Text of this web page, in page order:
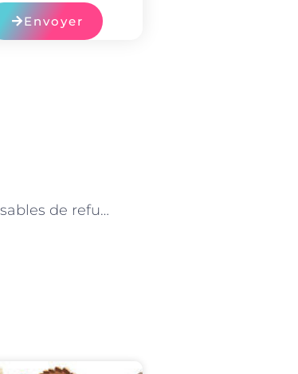
Envoyer
Comment les Responsables de refuge animalier à Paris assurent-ils la sécurité et le bien-être des animaux ?